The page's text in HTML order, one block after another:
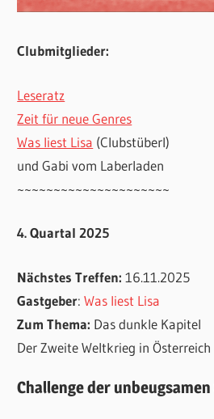
Clubmitglieder:
Leseratz
Zeit für neue Genres
Was liest Lisa (Clubstüberl)
und Gabi vom Laberladen
~~~~~~~~~~~~~~~~~~~~~
4. Quartal 2025
Nächstes Treffen:16.11.2025
Gastgeber:Was liest Lisa
Zum Thema: Das dunkle Kapitel
Der Zweite Weltkrieg in Österreich
Challenge der